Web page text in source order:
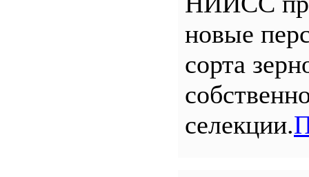
новые
сорта
селекции.